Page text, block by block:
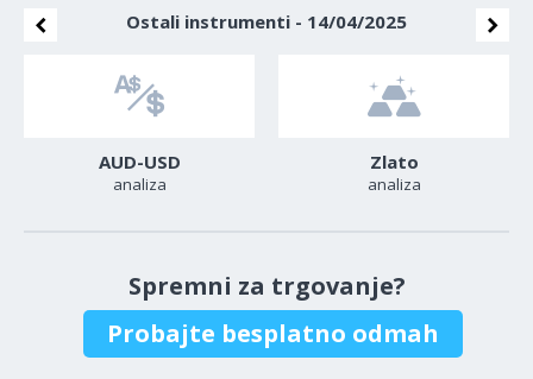
Ostali instrumenti - 14/04/2025
AUD-USD
analiza
Zlato
analiza
Spremni za trgovanje?
Probajte besplatno odmah